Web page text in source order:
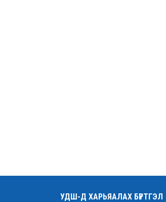
УДШ-Д ХАРЬЯАЛАХ БҮРТГЭЛ